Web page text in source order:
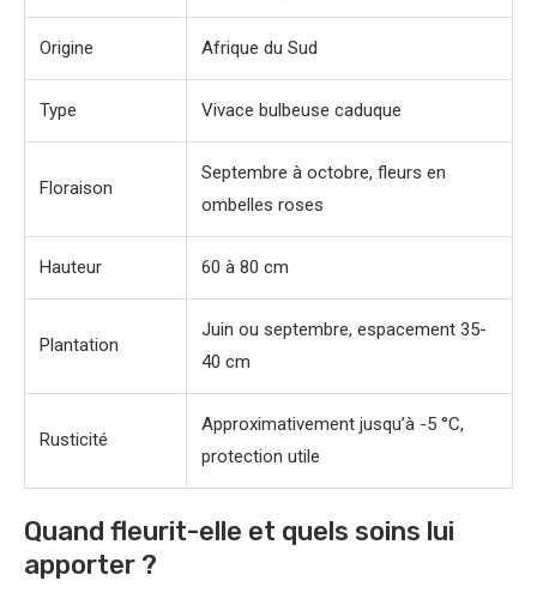
Origine Afrique du Sud
Type Vivace bulbeuse caduque
Floraison
Septembre à octobre, fleurs en
ombelles roses
Hauteur 60 à 80 cm
Plantation
Juin ou septembre, espacement 35-
40 cm
Rusticité
Approximativement jusqu’à -5 °C,
protection utile
Quand fleurit-elle et quels soins lui
apporter ?